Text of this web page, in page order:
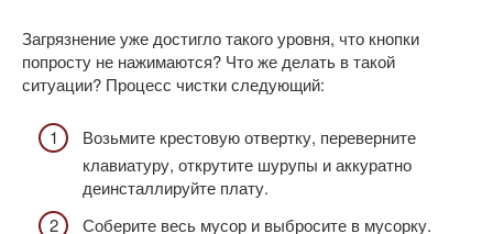
Загрязнение уже достигло такого уровня, что кнопки
попросту не нажимаются? Что же делать в такой
ситуации? Процесс чистки следующий:
Возьмите крестовую отвертку, переверните
клавиатуру, открутите шурупы и аккуратно
деинсталлируйте плату.
Соберите весь мусор и выбросите в мусорку.